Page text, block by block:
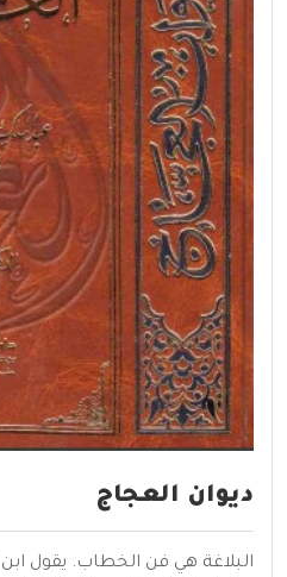
ديوان العجاج
البلاغة هي فن الخطاب. يقول ابن